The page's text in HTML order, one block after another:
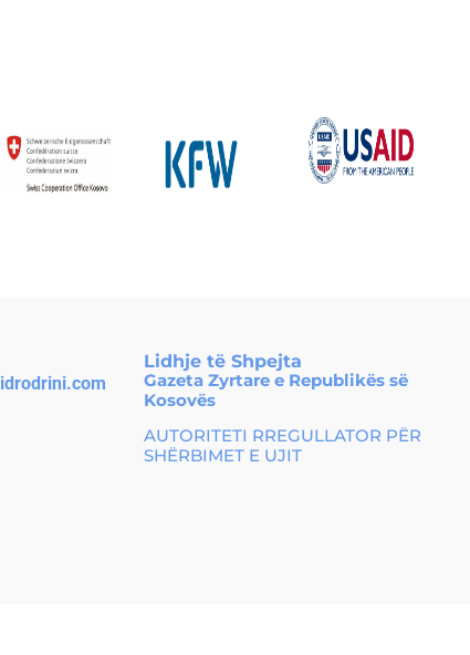
Lidhje të Shpejta
Gazeta Zyrtare e Republikës së
Kosovës
AUTORITETI RREGULLATOR PËR
SHËRBIMET E UJIT